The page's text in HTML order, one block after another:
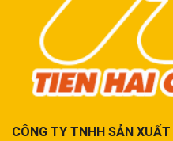
CÔNG TY TNHH SẢN